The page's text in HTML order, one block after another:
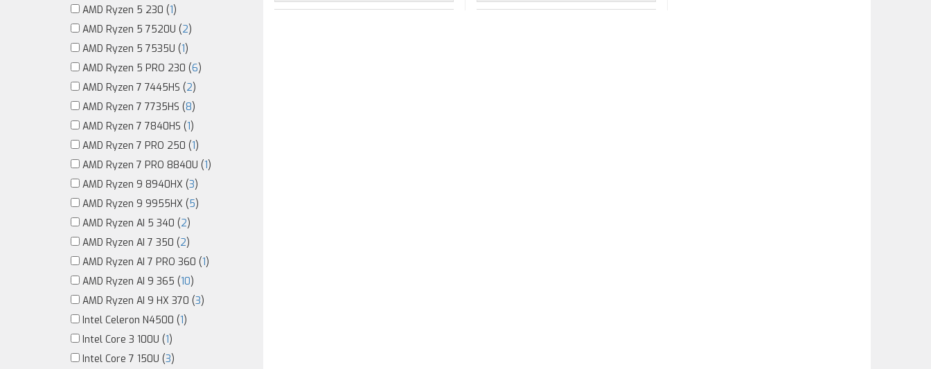
AMD Ryzen 5 230 (1)
AMD Ryzen 5 7520U (2)
AMD Ryzen 5 7535U (1)
AMD Ryzen 5 PRO 230 (6)
AMD Ryzen 7 7445HS (2)
AMD Ryzen 7 7735HS (8)
AMD Ryzen 7 7840HS (1)
AMD Ryzen 7 PRO 250 (1)
AMD Ryzen 7 PRO 8840U (1)
AMD Ryzen 9 8940HX (3)
AMD Ryzen 9 9955HX (5)
AMD Ryzen AI 5 340 (2)
AMD Ryzen AI 7 350 (2)
AMD Ryzen AI 7 PRO 360 (1)
AMD Ryzen AI 9 365 (10)
AMD Ryzen AI 9 HX 370 (3)
Intel Celeron N4500 (1)
Intel Core 3 100U (1)
Intel Core 7 150U (3)